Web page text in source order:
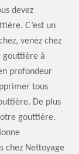
devez
C’est un
venez chez
gouttière à
profondeur
tous
De plus
gouttière.
chez Nettoyage